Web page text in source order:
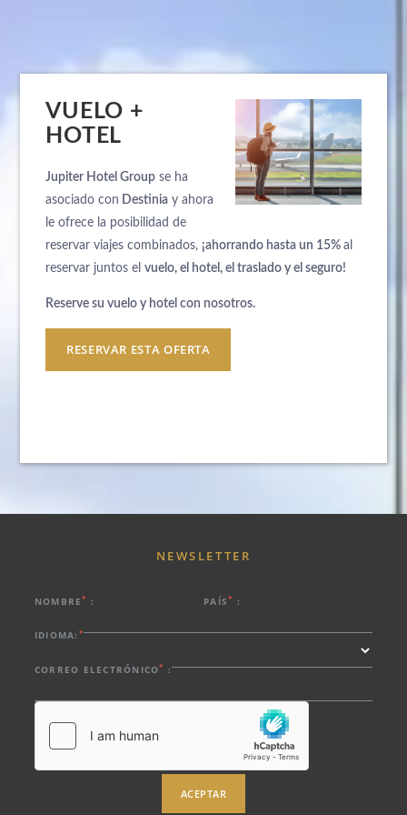
VUELO +
HOTEL
Jupiter Hotel Group se ha
asociado con Destinia y ahora
le ofrece la posibilidad de
reservar viajes combinados, ¡ahorrando hasta un 15%al
reservar juntos elvuelo, el hotel, el traslado y el seguro!
Reserve su vuelo y hotel con nosotros.
RESERVAR ESTA OFERTA
NOMBRE* : PAÍS* :
IDIOMA: *
CORREO ELECTRÓNICO* :
ACEPTAR
NEWSLETTER
PROMOCIONES